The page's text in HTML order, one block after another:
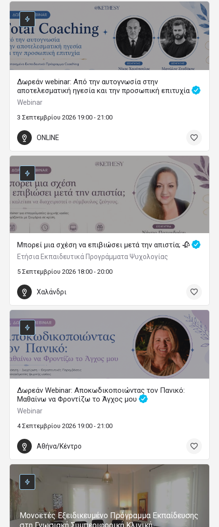
Δωρεάν webinar: Από την αυτογνωσία στην
αποτελεσματική ηγεσία και την προσωπική επιτυχία
Webinar
3 Σεπτεμβρίου 2026 19:00 - 21:00
ONLINE
Μπορεί μια σχέση να επιβιώσει μετά την απιστία; 🥀
Ετήσια Εκπαιδευτικά Προγράμματα Ψυχολογίας
5 Σεπτεμβρίου 2026 18:00 - 20:00
Χαλάνδρι
Δωρεάν Webinar: Αποκωδικοποιώντας τον Πανικό:
Μαθαίνω να Φροντίζω το Άγχος μου
Webinar
4 Σεπτεμβρίου 2026 19:00 - 21:00
Αθήνα/Κέντρο
Μονοετές Εξειδικευμένο Πρόγραμμα Εκπαίδευσης